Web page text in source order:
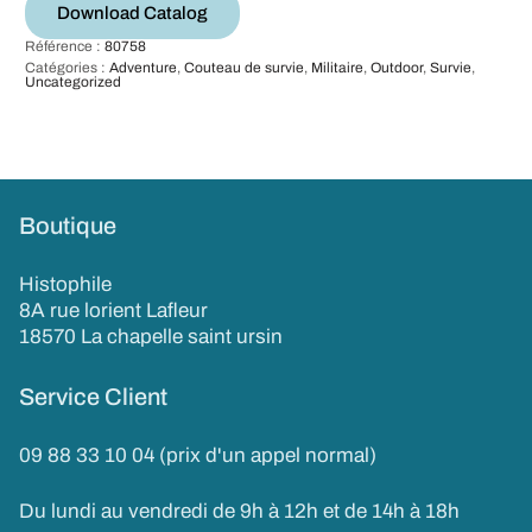
Download Catalog
Référence : 80758
Catégories : Adventure, Couteau de survie, Militaire, Outdoor, Survie,
Uncategorized
Boutique
Histophile
8A rue lorient Lafleur
18570 La chapelle saint ursin
Service Client
09 88 33 10 04 (prix d'un appel normal)
Du lundi au vendredi de 9h à 12h et de 14h à 18h